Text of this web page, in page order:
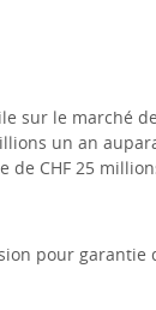
le marché
un an
CHF 25
pour